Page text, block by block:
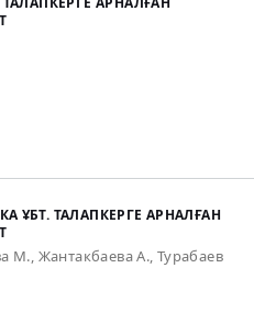
ҰБТ. ТАЛАПКЕРГЕ АРНАЛҒАН
М., Жантакбаева А., Турабаев